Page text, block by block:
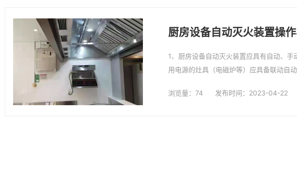
厨房设备自动灭火装置操
1、厨房设备自动灭火装置应具有自动、
用电源的灶具（电磁炉等）应具备联动自
浏览量：74
发布时间：2023-04-22